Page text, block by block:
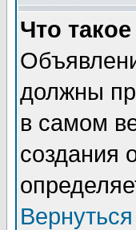
Что
должны
в самом
создания